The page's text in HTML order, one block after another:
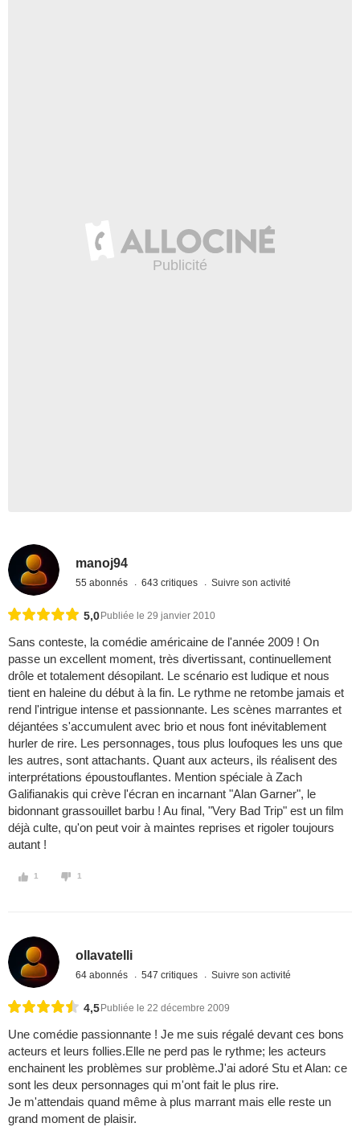
manoj94
55 abonnés 643 critiques Suivre son activité
5,0 Publiée le 29 janvier 2010
Sans conteste, la comédie américaine de l'année 2009 ! On
passe un excellent moment, très divertissant, continuellement
drôle et totalement désopilant. Le scénario est ludique et nous
tient en haleine du début à la fin. Le rythme ne retombe jamais et
rend l'intrigue intense et passionnante. Les scènes marrantes et
déjantées s'accumulent avec brio et nous font inévitablement
hurler de rire. Les personnages, tous plus loufoques les uns que
les autres, sont attachants. Quant aux acteurs, ils réalisent des
interprétations époustouflantes. Mention spéciale à Zach
Galifianakis qui crève l'écran en incarnant "Alan Garner", le
bidonnant grassouillet barbu ! Au final, "Very Bad Trip" est un film
déjà culte, qu'on peut voir à maintes reprises et rigoler toujours
autant !
1 1
ollavatelli
64 abonnés 547 critiques Suivre son activité
4,5 Publiée le 22 décembre 2009
Une comédie passionnante ! Je me suis régalé devant ces bons
acteurs et leurs follies.Elle ne perd pas le rythme; les acteurs
enchainent les problèmes sur problème.J'ai adoré Stu et Alan: ce
sont les deux personnages qui m'ont fait le plus rire.
Je m'attendais quand même à plus marrant mais elle reste un
grand moment de plaisir.